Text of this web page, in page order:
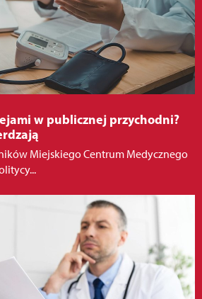
w publicznej przychodni?
Miejskiego Centrum Medycznego